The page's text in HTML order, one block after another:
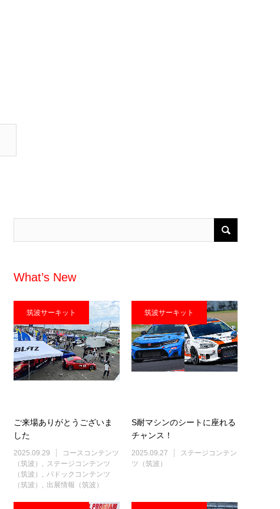
What’s New
筑波サーキット
ご来場ありがとうございま
した
2025.09.29
コースコンテンツ
（筑波）
ステージコンテンツ
（筑波）
パドックコンテンツ
（筑波）
出展情報（筑波）
筑波サーキット
S耐マシンのシートに座れる
チャンス！
2025.09.27
ステージコンテン
ツ（筑波）